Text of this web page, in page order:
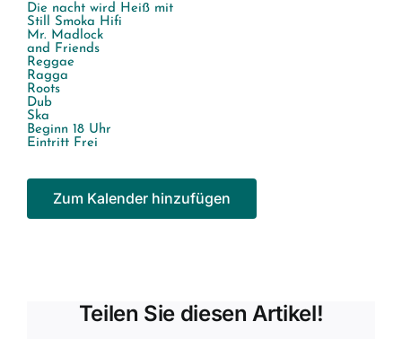
Die nacht wird Heiß mit
Still Smoka Hifi
Mr. Madlock
and Friends
Reggae
Ragga
Roots
Dub
Ska
Beginn 18 Uhr
Eintritt Frei
Zum Kalender hinzufügen
Teilen Sie diesen Artikel!